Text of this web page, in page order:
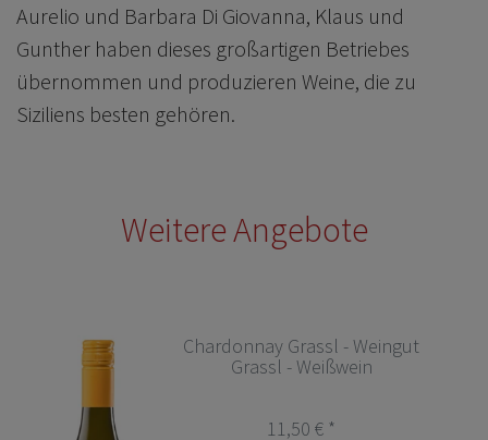
Aurelio und Barbara Di Giovanna, Klaus und
Gunther haben dieses großartigen Betriebes
übernommen und produzieren Weine, die zu
Siziliens besten gehören.
Weitere Angebote
Chardonnay Grassl - Weingut
Grassl - Weißwein
11,50 € *